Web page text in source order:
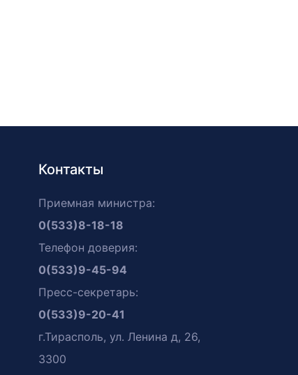
Контакты
Приемная министра:
0(533)8-18-18
Телефон доверия:
0(533)9-45-94
Пресс-секретарь:
0(533)9-20-41
г.Тирасполь, ул. Ленина д, 26,
3300